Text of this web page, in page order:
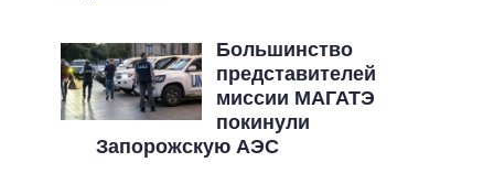
Большинство
представителей
миссии МАГАТЭ
покинули
Запорожскую АЭС